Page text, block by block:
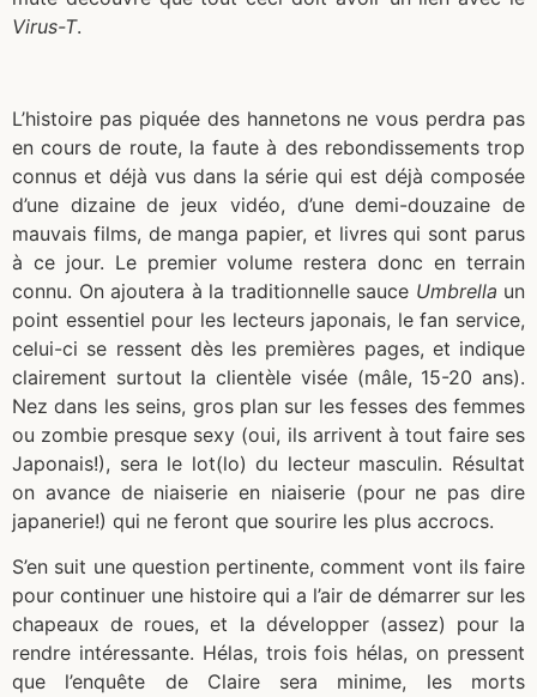
Virus-T.
L’histoire pas piquée des hannetons ne vous perdra pas
en cours de route, la faute à des rebondissements trop
connus et déjà vus dans la série qui est déjà composée
d’une dizaine de jeux vidéo, d’une demi-douzaine de
mauvais films, de manga papier, et livres qui sont parus
à ce jour. Le premier volume restera donc en terrain
connu. On ajoutera à la traditionnelle sauce Umbrella un
point essentiel pour les lecteurs japonais, le fan service,
celui-ci se ressent dès les premières pages, et indique
clairement surtout la clientèle visée (mâle, 15-20 ans).
Nez dans les seins, gros plan sur les fesses des femmes
ou zombie presque sexy (oui, ils arrivent à tout faire ses
Japonais!), sera le lot(lo) du lecteur masculin. Résultat
on avance de niaiserie en niaiserie (pour ne pas dire
japanerie!) qui ne feront que sourire les plus accrocs.
S’en suit une question pertinente, comment vont ils faire
pour continuer une histoire qui a l’air de démarrer sur les
chapeaux de roues, et la développer (assez) pour la
rendre intéressante. Hélas, trois fois hélas, on pressent
que l’enquête de Claire sera minime, les morts